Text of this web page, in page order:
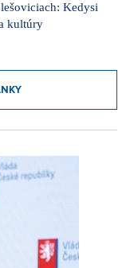
Kedysi
kultúry